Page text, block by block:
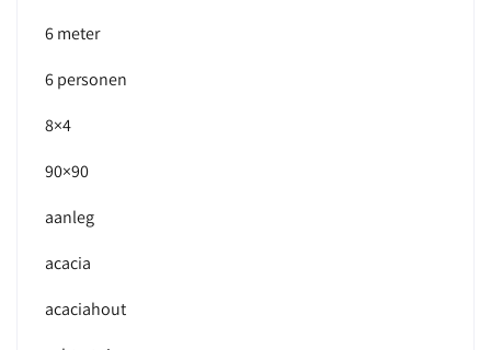
6 meter
6 personen
8×4
90×90
aanleg
acacia
acaciahout